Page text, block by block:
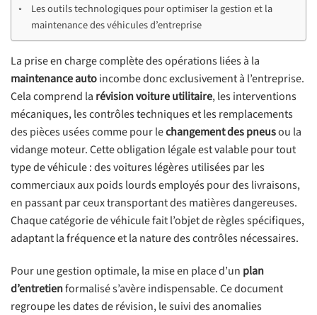
Les outils technologiques pour optimiser la gestion et la
maintenance des véhicules d’entreprise
La prise en charge complète des opérations liées à la
maintenance autoincombe donc exclusivement à l’entreprise.
Cela comprend la révision voiture utilitaire, les interventions
mécaniques, les contrôles techniques et les remplacements
des pièces usées comme pour lechangement des pneusou la
vidange moteur. Cette obligation légale est valable pour tout
type de véhicule : des voitures légères utilisées par les
commerciaux aux poids lourds employés pour des livraisons,
en passant par ceux transportant des matières dangereuses.
Chaque catégorie de véhicule fait l’objet de règles spécifiques,
adaptant la fréquence et la nature des contrôles nécessaires.
Pour une gestion optimale, la mise en place d’un plan
d’entretienformalisé s’avère indispensable. Ce document
regroupe les dates de révision, le suivi des anomalies